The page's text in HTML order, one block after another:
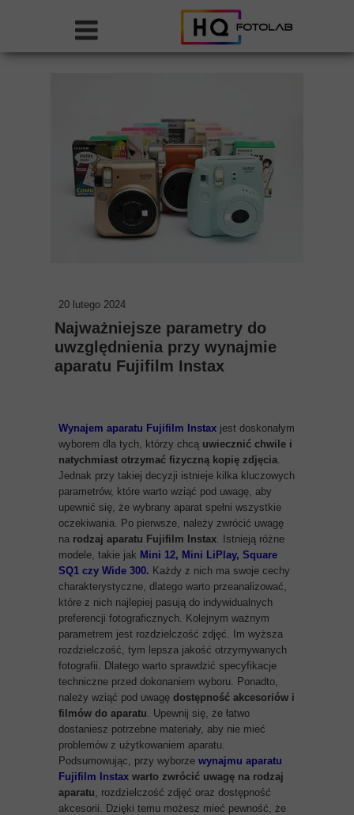
20 lutego 2024
Najważniejsze parametry do
uwzględnienia przy wynajmie
aparatu Fujifilm Instax
Wynajem aparatu Fujifilm Instax jest doskonałym
wyborem dla tych, którzy chcą uwiecznić chwile i
natychmiast otrzymać fizyczną kopię zdjęcia.
Jednak przy takiej decyzji istnieje kilka kluczowych
parametrów, które warto wziąć pod uwagę, aby
upewnić się, że wybrany aparat spełni wszystkie
oczekiwania. Po pierwsze, należy zwrócić uwagę
na rodzaj aparatu Fujifilm Instax. Istnieją różne
modele, takie jak Mini 12, Mini LiPlay, Square
SQ1 czy Wide 300. Każdy z nich ma swoje cechy
charakterystyczne, dlatego warto przeanalizować,
które z nich najlepiej pasują do indywidualnych
preferencji fotograficznych. Kolejnym ważnym
parametrem jest rozdzielczość zdjęć. Im wyższa
rozdzielczość, tym lepsza jakość otrzymywanych
fotografii. Dlatego warto sprawdzić specyfikacje
techniczne przed dokonaniem wyboru. Ponadto,
należy wziąć pod uwagę dostępność akcesoriów i
filmów do aparatu. Upewnij się, że łatwo
dostaniesz potrzebne materiały, aby nie mieć
problemów z użytkowaniem aparatu.
Podsumowując, przy wyborze wynajmu aparatu
Fujifilm Instax warto zwrócić uwagę na rodzaj
aparatu, rozdzielczość zdjęć oraz dostępność
akcesorii. Dzięki temu możesz mieć pewność, że